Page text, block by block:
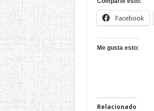
Facebook
Me gusta esto:
Relacionado